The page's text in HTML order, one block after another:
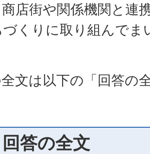
店街や関係機関と連
くりに取り組んでま
文は以下の「回答の
答の全文